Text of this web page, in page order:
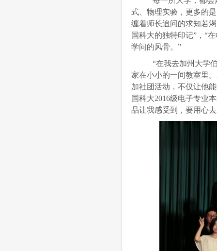
式、物理实验，更多的
缠着师长追问的求知若
国科大的独特印记”，“
学问的风骨。”
“在我去加州大学
家在小小的一间教室里
加社团活动，不仅让他
国科大2016级电子专业
品让我感受到，要用心